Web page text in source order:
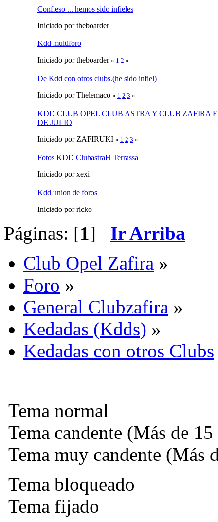
Confieso ... hemos sido infieles
Iniciado por theboarder
Kdd multiforo
Iniciado por theboarder « 1 2 »
De Kdd con otros clubs.(he sido infiel)
Iniciado por Thelemaco « 1 2 3 »
KDD CLUB OPEL CLUB ASTRA Y CLUB ZAFIRA
DE JULIO
Iniciado por ZAFIRUKI « 1 2 3 »
Fotos KDD ClubastraH Terrassa
Iniciado por xexi
Kdd union de foros
Iniciado por ricko
Páginas: [1] Ir Arriba
Club Opel Zafira »
Foro »
General Clubzafira »
Kedadas (Kdds) »
Kedadas con otros Clubs
Tema normal
Tema candente (Más de 15
Tema muy candente (Más
Tema bloqueado
Tema fijado